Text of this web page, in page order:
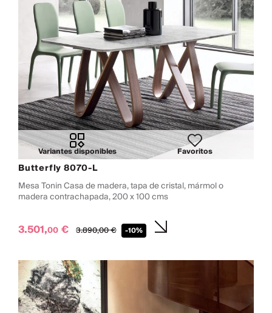
Variantes disponibles Favoritos
Butterfly 8070-L
Mesa Tonin Casa de madera, tapa de cristal, mármol o
madera contrachapada, 200 x 100 cms
3.501,00 € 3.890,00€ -10%